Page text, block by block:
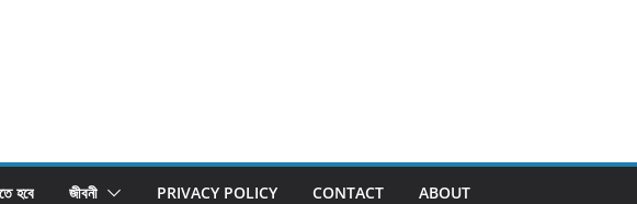
হবে জীবনী PRIVACY POLICY CONTACT ABOUT